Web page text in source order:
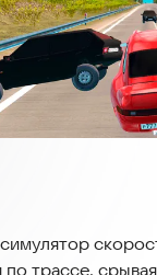
трассе,